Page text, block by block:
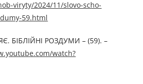
viryty/2024/11/slovo-scho-
59.html
РОЗДУМИ – (59). –
watch?